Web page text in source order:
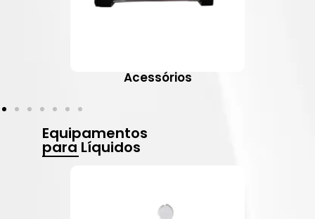
Acessórios
Equipamentos
para Líquidos